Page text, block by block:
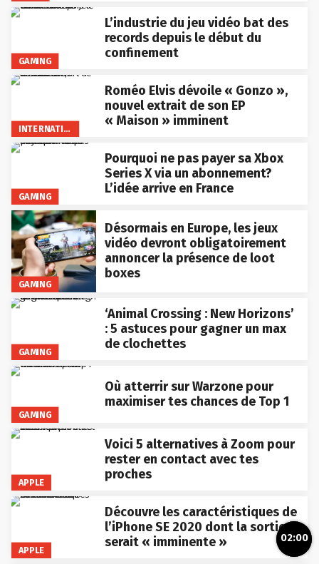
GAMING
L’industrie du jeu vidéo bat des
records depuis le début du
confinement
INTERNATIONAL
Roméo Elvis dévoile « Gonzo »,
nouvel extrait de son EP
« Maison » imminent
GAMING
Pourquoi ne pas payer sa Xbox
Series X via un abonnement?
L’idée arrive en France
GAMING
Désormais en Europe, les jeux
vidéo devront obligatoirement
annoncer la présence de loot
boxes
GAMING
‘Animal Crossing : New Horizons’
: 5 astuces pour gagner un max
de clochettes
GAMING
Où atterrir sur Warzone pour
maximiser tes chances de Top 1
APPLE
Voici 5 alternatives à Zoom pour
rester en contact avec tes
proches
APPLE
Découvre les caractéristiques de
l’iPhone SE 2020 dont la sortie
serait « imminente »
02:00